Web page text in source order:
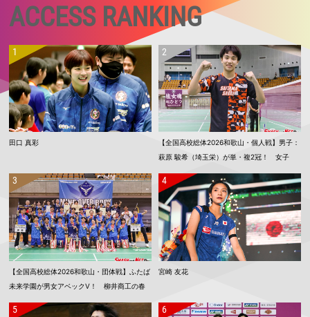
ACCESS RANKING
田口 真彩
【全国高校総体2026和歌山・個人戦】男子：
萩原 駿希（埼玉栄）が単・複2冠！ 女子
単：渡邉 柚乃（倉敷中央）、女子複：上野
優寿／伴野 碧唯（ふたば未来学園）が春夏連
覇！
【全国高校総体2026和歌山・団体戦】ふたば
未来学園が男女アベックV！ 柳井商工の春
宮崎 友花